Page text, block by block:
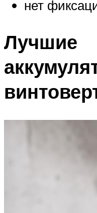
нет
Лучшие